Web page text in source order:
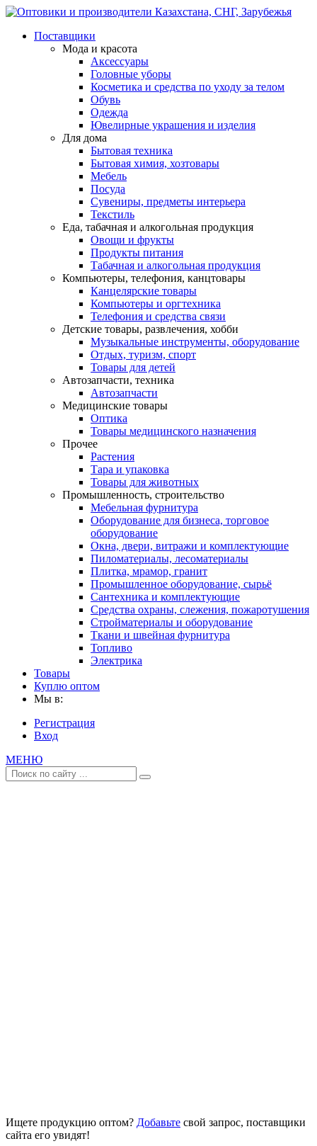
Поставщики
Мода и красота
Аксессуары
Головные уборы
Косметика и средства по уходу за телом
Обувь
Одежда
Ювелирные украшения и изделия
Для дома
Бытовая техника
Бытовая химия, хозтовары
Мебель
Посуда
Сувениры, предметы интерьера
Текстиль
Еда, табачная и алкогольная продукция
Овощи и фрукты
Продукты питания
Табачная и алкогольная продукция
Компьютеры, телефония, канцтовары
Канцелярские товары
Компьютеры и оргтехника
Телефония и средства связи
Детские товары, развлечения, хобби
Музыкальные инструменты, оборудование
Отдых, туризм, спорт
Товары для детей
Автозапчасти, техника
Автозапчасти
Медицинские товары
Оптика
Товары медицинского назначения
Прочее
Растения
Тара и упаковка
Товары для животных
Промышленность, строительство
Мебельная фурнитура
Оборудование для бизнеса, торговое
оборудование
Окна, двери, витражи и комплектующие
Пиломатериалы, лесоматериалы
Плитка, мрамор, гранит
Промышленное оборудование, сырьё
Сантехника и комплектующие
Средства охраны, слежения, пожаротушения
Стройматериалы и оборудование
Ткани и швейная фурнитура
Топливо
Электрика
Товары
Куплю оптом
Мы в:
Регистрация
Вход
МЕНЮ
Ищете продукцию оптом? Добавьте свой запрос, поставщики
сайта его увидят!